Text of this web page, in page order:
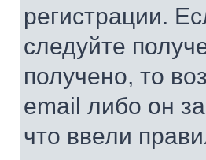
регистрации.
следуйте
получено, то
email либо он
что ввели